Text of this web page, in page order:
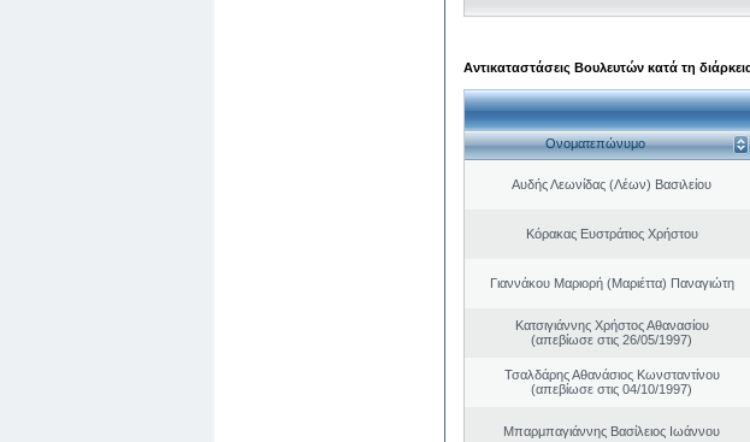
Αντικαταστάσεις Βουλευτών κατά τη
Ονοματεπώνυμο
Αυδής Λεωνίδας (Λέων) Βασιλείου
Κόρακας Ευστράτιος Χρήστου
Γιαννάκου Μαριορή (Μαριέττα) Παναγιώτη
Κατσιγιάννης Χρήστος Αθανασίου
(απεβίωσε στις 26/05/1997)
Τσαλδάρης Αθανάσιος Κωνσταντίνου
(απεβίωσε στις 04/10/1997)
Μπαρμπαγιάννης Βασίλειος Ιωάννου